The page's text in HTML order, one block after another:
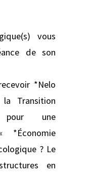
vous
de son
*Nelo
Transition
pour une
*Économie
? Le
en